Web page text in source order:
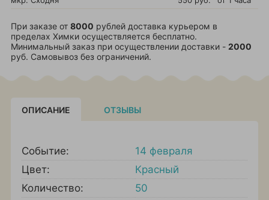
При заказе от 8000 рублей доставка курьером в
пределах Химки осуществляется бесплатно.
Минимальный заказ при осуществлении доставки - 2000
руб. Самовывоз без ограничений.
ОПИСАНИЕ ОТЗЫВЫ
Событие:
14 февраля
Цвет:
Красный
Количество:
50